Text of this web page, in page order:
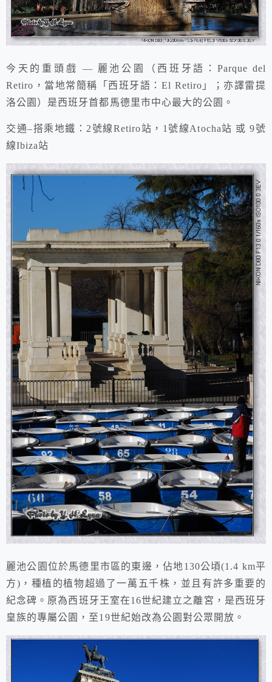
今天的重頭戲 — 麗池公園（西班牙語：Parque del
Retiro，當地常簡稱「西班牙語：El Retiro」；亦譯雷提
洛公園）是西班牙首都馬德里市中心最大的公園。
交通–搭乘地鐵：2號線Retiro站，1號線Atocha站 或 9號
線Ibiza站
麗池公園 位於馬德里市區的東邊，佔地130公頃(1.4 km平
方)，種植的植物超過了一萬五千株，並且有許多重要的
紀念碑。原為西班牙王室在16世紀建立之離宮，是西班牙
皇族的專屬公園，至19世紀始改為公園對公眾開放。